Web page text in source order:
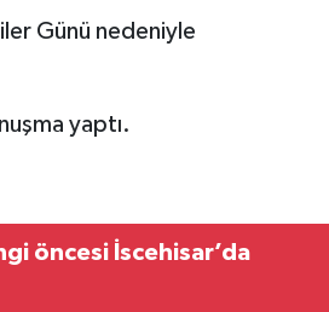
Günü nedeniyle
yaptı.
öncesi İscehisar’da